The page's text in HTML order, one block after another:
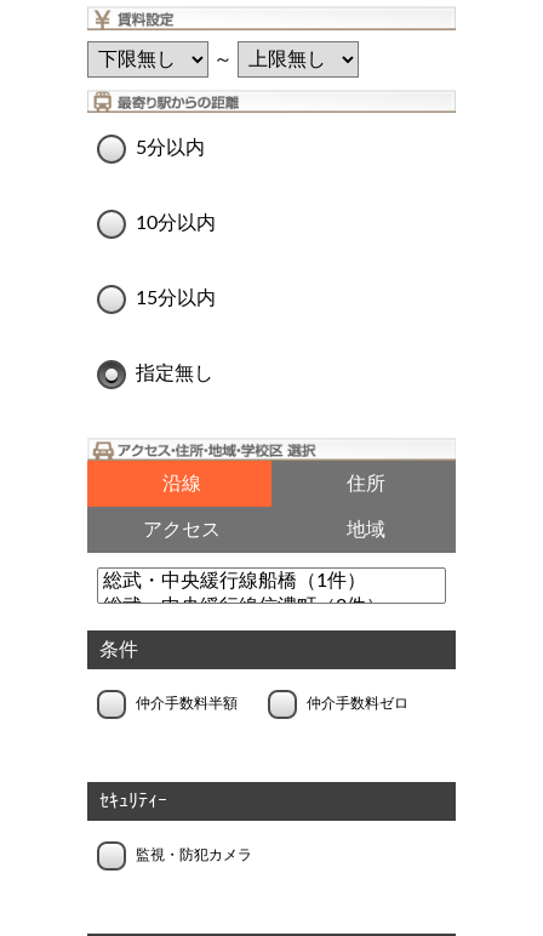
～
5分以内
10分以内
15分以内
指定無し
沿線 住所
アクセス 地域
条件
仲介手数料半額 仲介手数料ゼロ
ｾｷｭﾘﾃｨｰ
監視・防犯カメラ